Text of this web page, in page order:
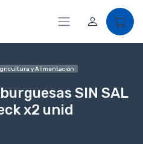
y Alimentación
SIN SAL
x2 unid